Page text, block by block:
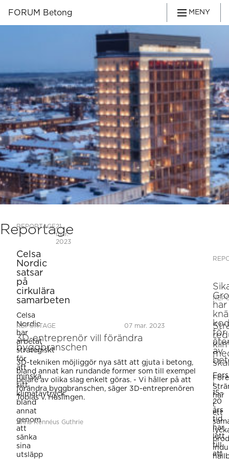
FORUM Betong MENY
Reportage
REPORTAGE21
mar.
2023
Celsa
Nordic
satsar
på
cirkulära
samarbeten
Celsa
Nordic
har
arbetat
strategiskt
för
att
minska
sitt
klimatavtryck,
bland
annat
genom
att
sänka
sina
utsläpp
REPORTAGE 07 mar. 2023
3D-entreprenör vill förändra
byggbranschen
3D-tekniken möjliggör nya sätt att gjuta i betong,
bland annat kan rundande former som till exempel
pelare av olika slag enkelt göras. - Vi håller på att
förändra byggbranschen, säger 3D-entreprenören
Tobias v. Haslingen.
Anna Rennéus Guthrie
har
i
ett
har
för
av
i
15–
20
års
tid
har
lett
till
att